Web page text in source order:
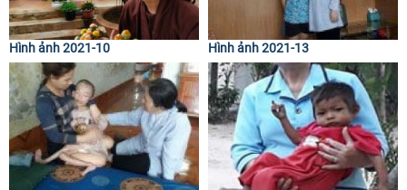
Hình ảnh 2021-10 Hình ảnh 2021-13